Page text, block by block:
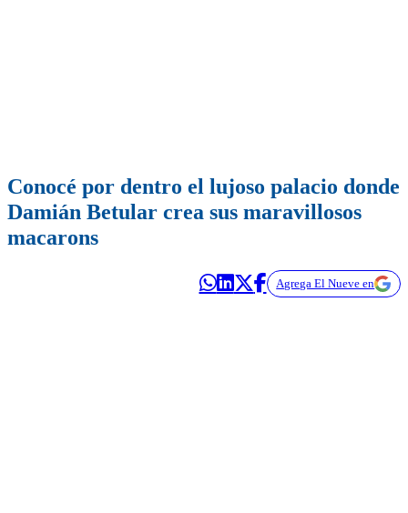
Conocé por dentro el lujoso palacio donde
Damián Betular crea sus maravillosos
macarons
Agrega El Nueve en